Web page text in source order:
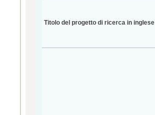
Titolo del progetto di ricerca in inglese